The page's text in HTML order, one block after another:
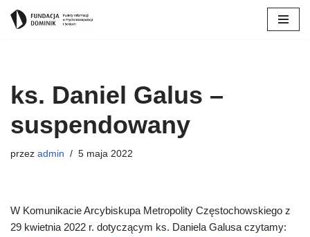
ks. Daniel Galus –
suspendowany
przez admin 5 maja 2022
W Komunikacie Arcybiskupa Metropolity Częstochowskiego z
29 kwietnia 2022 r. dotyczącym ks. Daniela Galusa czytamy: